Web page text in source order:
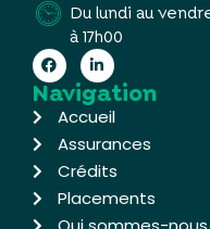
Du lundi au
à 17h00
Navigation
Accueil
Assurances
Crédits
Placements